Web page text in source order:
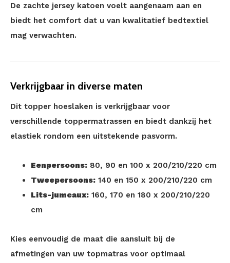
De zachte jersey katoen voelt aangenaam aan en
biedt het comfort dat u van kwalitatief bedtextiel
mag verwachten.
Verkrijgbaar in diverse maten
Dit topper hoeslaken is verkrijgbaar voor
verschillende toppermatrassen en biedt dankzij het
elastiek rondom een uitstekende pasvorm.
Eenpersoons: 80, 90 en 100 x 200/210/220 cm
Tweepersoons: 140 en 150 x 200/210/220 cm
Lits-jumeaux: 160, 170 en 180 x 200/210/220
cm
Kies eenvoudig de maat die aansluit bij de
afmetingen van uw topmatras voor optimaal